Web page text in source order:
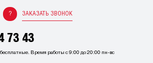
ЗАКАЗАТЬ ЗВОНОК
73 43
Время работы с 9:00 до 20:00 пн-вс